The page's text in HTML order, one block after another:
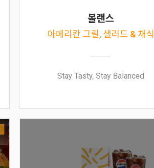
볼랜스
아메리칸 그릴, 샐러드 & 채식
Stay Tasty, Stay Balanced